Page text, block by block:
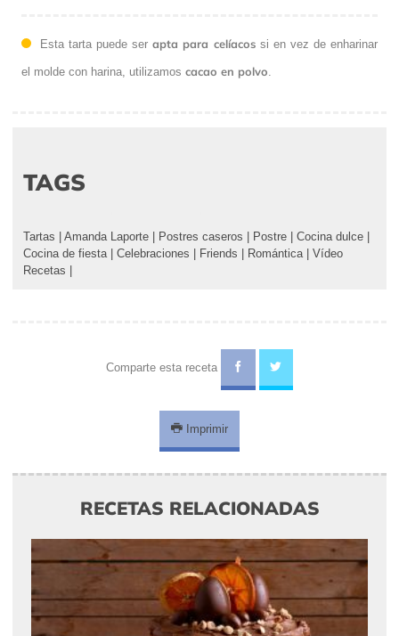
Esta tarta puede serapta para celíacossi en vez de enharinar
el molde con harina, utilizamos cacao en polvo.
TAGS
Tartas Amanda Laporte Postres caseros Postre Cocina dulce
Cocina de fiesta| Celebraciones Friends Romántica| Vídeo
Recetas
Comparte esta receta
Imprimir
RECETAS RELACIONADAS